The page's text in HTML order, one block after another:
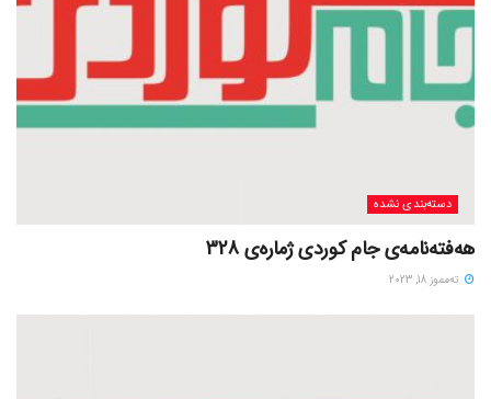
دسته‌بندی نشده
هەفتەنامەی جام کوردی ژمارەی 328
ته‌مموز 18, 2023